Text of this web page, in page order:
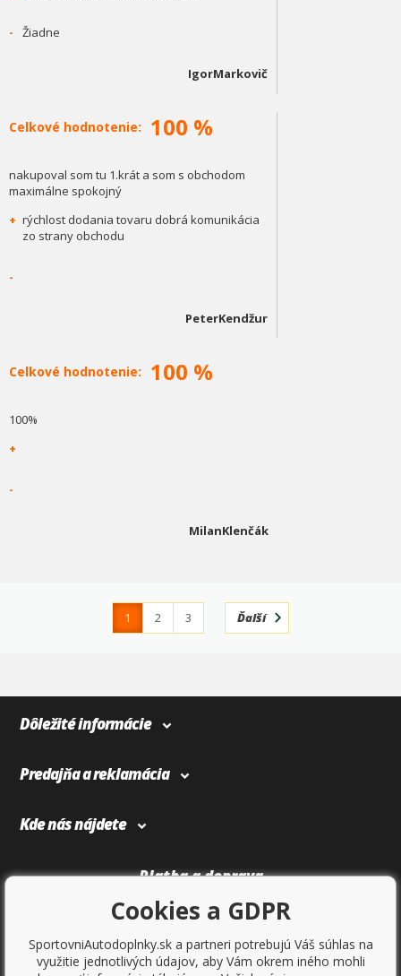
- Žiadne
IgorMarkovič
Celkové hodnotenie: 100 %
nakupoval som tu 1.krát a som s obchodom
maximálne spokojný
+ rýchlost dodania tovaru dobrá komunikácia
zo strany obchodu
-
PeterKendžur
Celkové hodnotenie: 100 %
100%
+
-
MilanKlenčák
1 2
3
Ďalší
Dôležité informácie
Predajňa a reklamácia
Kde nás nájdete
Platba a doprava
Cookies a GDPR
SportovniAutodoplnky.sk a partneri potrebujú Váš súhlas na
využitie jednotlivých údajov, aby Vám okrem iného mohli